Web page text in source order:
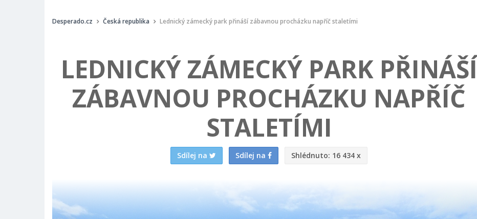
Desperado.cz Česká republika Lednický zámecký park přináší zábavnou procházku napříč staletími
LEDNICKÝ ZÁMECKÝ PARK PŘINÁŠÍ
ZÁBAVNOU PROCHÁZKU NAPŘÍČ
STALETÍMI
Sdílej na Sdílej na Shlédnuto: 16 434 x